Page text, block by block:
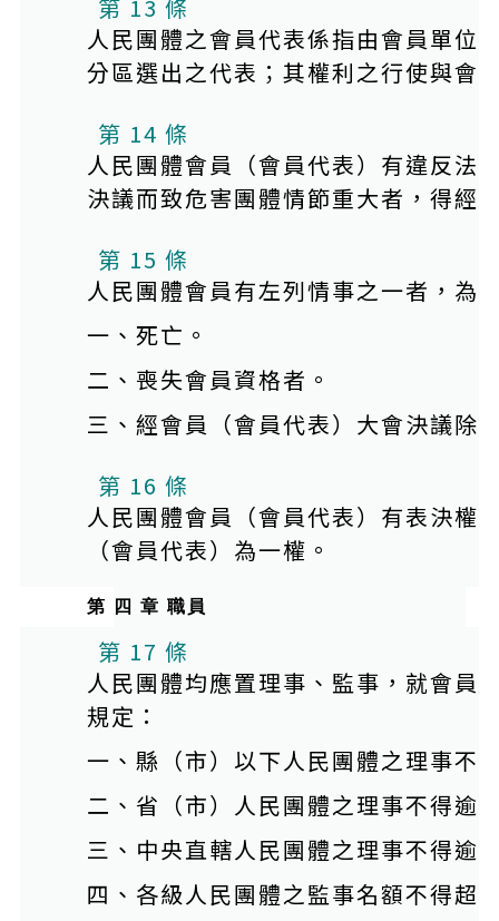
第 13 條
人民團體之會員代表係指由會員單位
分區選出之代表；其權利之行使與會
第 14 條
人民團體會員（會員代表）有違反法
決議而致危害團體情節重大者，得經
第 15 條
人民團體會員有左列情事之一者，為
一、死亡。
二、喪失會員資格者。
三、經會員（會員代表）大會決議除
第 16 條
人民團體會員（會員代表）有表決權
（會員代表）為一權。
第 四 章 職員
第 17 條
人民團體均應置理事、監事，就會員
規定：
一、縣（市）以下人民團體之理事不
二、省（市）人民團體之理事不得逾
三、中央直轄人民團體之理事不得逾
四、各級人民團體之監事名額不得超